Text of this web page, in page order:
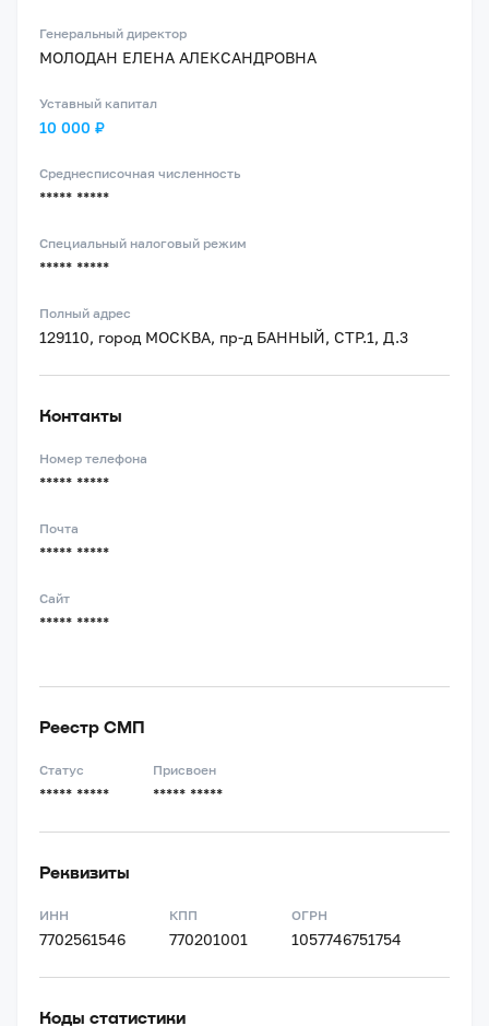
Генеральный директор
МОЛОДАН ЕЛЕНА АЛЕКСАНДРОВНА
Уставный капитал
10 000 ₽
Среднесписочная численность
***** *****
Специальный налоговый режим
***** *****
Полный адрес
129110, город МОСКВА, пр-д БАННЫЙ, СТР.1, Д.3
Контакты
Номер телефона
***** *****
Почта
***** *****
Сайт
***** *****
Реестр СМП
Статус
***** *****
Присвоен
***** *****
Реквизиты
ИНН
7702561546
КПП
770201001
ОГРН
1057746751754
Коды статистики